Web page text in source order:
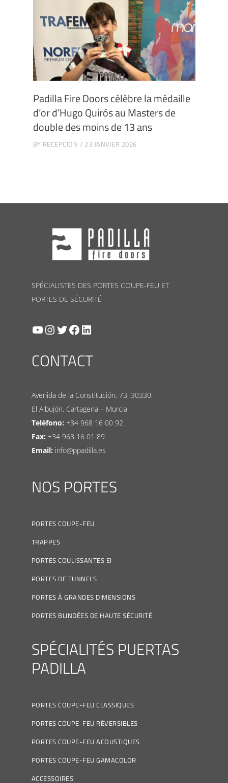
Padilla Fire Doors célèbre la médaille
d’or d’Hugo Quirós au Masters de
double des moins de 13 ans
BY RECEPCION 23 JANVIER 2026
SPÉCIALISTES DES PORTES COUPE-FEU ET
PORTES DE SÉCURITÉ
YouTube
Instagram
Twitter
Facebook
LinkedIn
CONTACT
Avenida de la Constitución, 73, 30330.
El Albujón. Cartagena – Murcia
Teléfono: +34 968 16 00 92
Fax: +34 968 16 01 89
Email: info@ppadilla.es
NOS PORTES
PORTES COUPE-FEU
TRAPPES
PORTES COULISSANTES EI
PORTES DE TUNNELS
PORTES À GRANDES DIMENSIONS
PORTES BLINDÉES DE HAUTE SÉCURITÉ
SPÉCIALITÉS PUERTAS
PADILLA
PORTES COUPE-FEU CLASSIQUES
PORTES COUPE-FEU RÉVERSIBLES
PORTES COUPE-FEU ACOUSTIQUES
PORTES COUPE-FEU GAMACOLOR
ACCESSOIRES